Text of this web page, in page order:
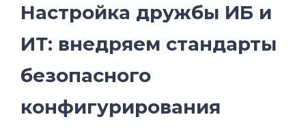
Настройка дружбы ИБ и
ИТ: внедряем стандарты
безопасного
конфигурирования